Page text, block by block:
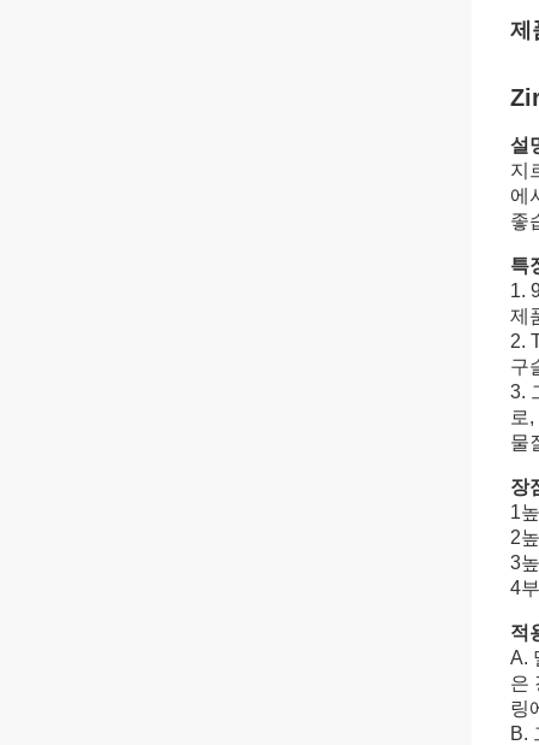
제
설
지
에
좋
특
1.
제
2.
구
3.
로
물
장
1
2
3
4
적
A.
은
링
B.